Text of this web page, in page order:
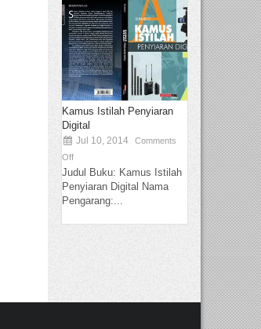
Kamus Istilah Penyiaran
Digital
Jul 10, 2014
Comments
Off
Judul Buku: Kamus Istilah
Penyiaran Digital Nama
Pengarang:...